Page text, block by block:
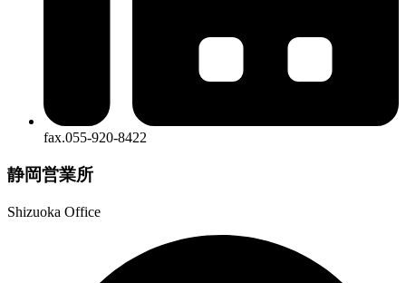
fax.055-920-8422
静岡営業所
Shizuoka Office